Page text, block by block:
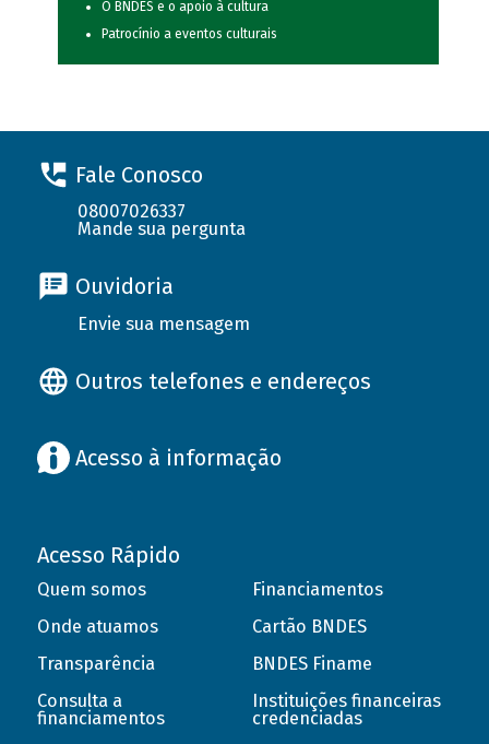
O BNDES e o apoio à cultura
Patrocínio a eventos culturais
Fale Conosco
08007026337
Mande sua pergunta
Ouvidoria
Envie sua mensagem
Outros telefones e endereços
Acesso à informação
Acesso Rápido
Quem somos
Onde atuamos
Transparência
Consulta a
financiamentos
Financiamentos
Cartão BNDES
BNDES Finame
Instituições financeiras
credenciadas